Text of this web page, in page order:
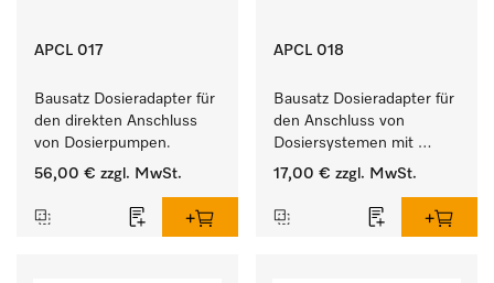
APCL 017
Bausatz Dosieradapter für
den direkten Anschluss
von Dosierpumpen.
56,00 € zzgl. MwSt.
APCL 018
Bausatz Dosieradapter für
den Anschluss von
Dosiersystemen mit
Wassereinspülung.
17,00 € zzgl. MwSt.